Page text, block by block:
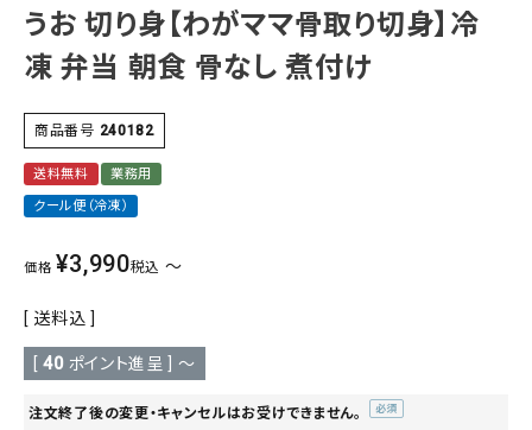
うお 切り身【わがママ骨取り切身】冷
凍 弁当 朝食 骨なし 煮付け
商品番号 240182
送料無料 業務用
クール便（冷凍）
価格 ¥3,990税込 〜
送料込
40 ポイント進呈 ] 〜
注文終了後の変更・キャンセルはお受けできません。